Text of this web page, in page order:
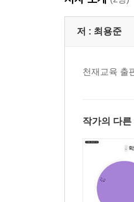
저 : 최용준
천재교육 출
작가의 다른